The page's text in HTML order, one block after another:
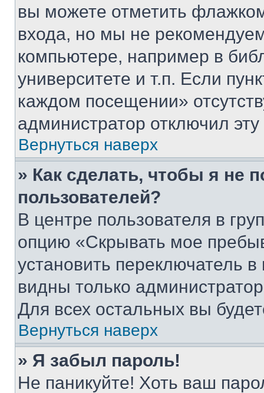
вы можете отметить
входа, но мы не
компьютере, например в
университете и т.п. Если
каждом посещении»
администратор отключил
Вернуться наверх
» Как сделать, чтобы я не
пользователей?
В центре пользователя в
опцию «Скрывать мое
установить переключатель
видны только
Для всех остальных вы
Вернуться наверх
» Я забыл пароль!
Не паникуйте! Хоть ваш